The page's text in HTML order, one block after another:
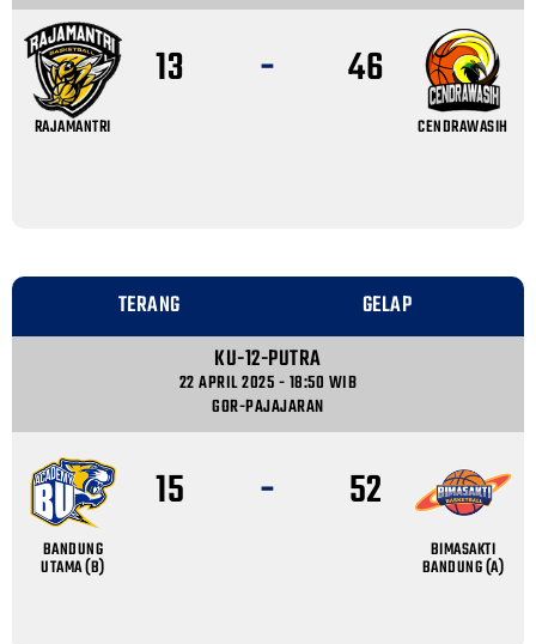
RAJAMANTRI
13 - 46
CENDRAWASIH
TERANG
GELAP
KU-12-PUTRA
22 APRIL 2025 - 18:50 WIB
GOR-PAJAJARAN
BANDUNG
UTAMA (B)
15 - 52
BIMASAKTI
BANDUNG (A)